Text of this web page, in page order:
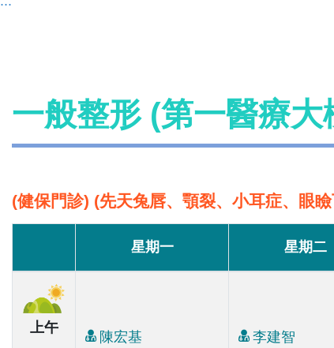
一般整形 (第一醫療
(健保門診) (先天兔唇、顎裂、小耳症、眼
星期一 星期二
上午
陳宏基 李建智